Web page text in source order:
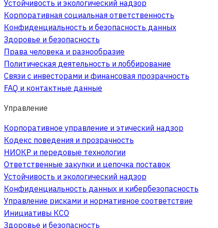
Устойчивость и экологический надзор
Корпоративная социальная ответственность
Конфиденциальность и безопасность данных
Здоровье и безопасность
Права человека и разнообразие
Политическая деятельность и лоббирование
Связи с инвесторами и финансовая прозрачность
FAQ и контактные данные
Управление
Корпоративное управление и этический надзор
Кодекс поведения и прозрачность
НИОКР и передовые технологии
Ответственные закупки и цепочка поставок
Устойчивость и экологический надзор
Конфиденциальность данных и кибербезопасность
Управление рисками и нормативное соответствие
Инициативы КСО
Здоровье и безопасность